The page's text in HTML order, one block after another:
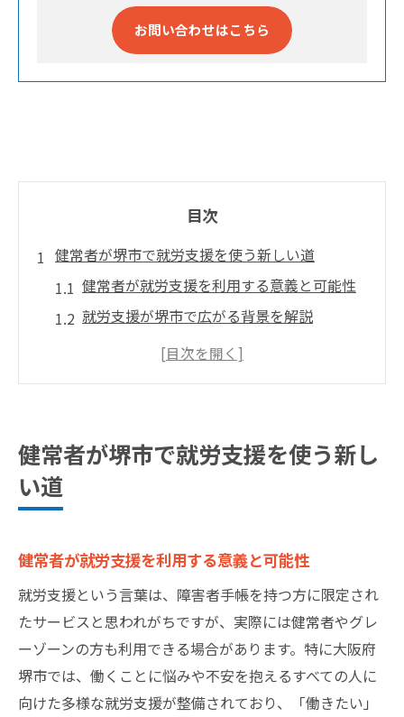
お問い合わせはこちら
目次
健常者が堺市で就労支援を使う新しい道
健常者が就労支援を利用する意義と可能性
就労支援が堺市で広がる背景を解説
障害者手帳なしで始める就労支援の現実
障害者手帳なしでも始められる就労支援活用法
健常者が就労移行支援を活用する際の流れ
知恵袋でも話題の就労支援最新事情
グレーゾーンや診断未確定でも利用できる
理由
健常者が安心して相談できる就労支援窓口
グレーゾーンにも開かれた堺市の支援制度とは
健常者が堺市で就労支援を使う新し
い道
健常者が就労支援を利用する意義と可能性
就労支援という言葉は、障害者手帳を持つ方に限定され
たサービスと思われがちですが、実際には健常者やグレ
ーゾーンの方も利用できる場合があります。特に大阪府
堺市では、働くことに悩みや不安を抱えるすべての人に
向けた多様な就労支援が整備されており、「働きたい」